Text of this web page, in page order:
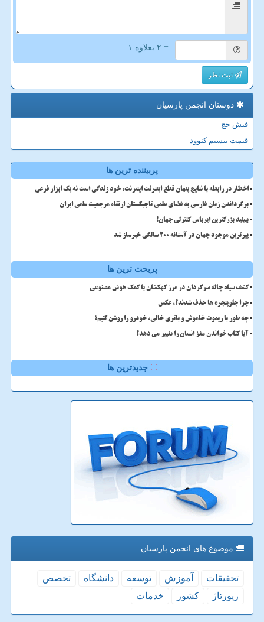
= ۲ بعلاوه ۱
ثبت نظر
دوستان انجمن پارسیان
فیش حج
قیمت بیسیم کنوود
پربیننده ترین ها
اخطار در رابطه با نتایج پنهان قطع اینترنت اینترنت، خود زندگی است نه یک ابزار فرعی
برگرداندن زبان فارسی به فضای علمی تاجیکستان ارتقاء مرجعیت علمی ایران
ببینید بزرگترین ایرباس کنترلی جهان!
پیرترین موجود جهان در آستانه ۲۰۰ سالگی خبرساز شد
پربحث ترین ها
کشف سیاه چاله سرگردان در مرز کهکشان با کمک هوش مصنوعی
چرا جلوپنجره ها حذف شدند؟، عکس
چه طور با ریموت خاموش و باتری خالی، خودرو را روشن کنیم؟
آیا کتاب خواندن مغز انسان را تغییر می دهد؟
جدیدترین ها
موضوع های انجمن پارسیان
تحقیقات آموزش توسعه دانشگاه
تخصص
رپورتاژ
كشور خدمات